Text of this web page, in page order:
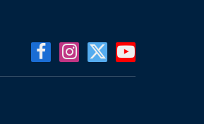
FacebookInstagram
X
(Twitter)
YouTube